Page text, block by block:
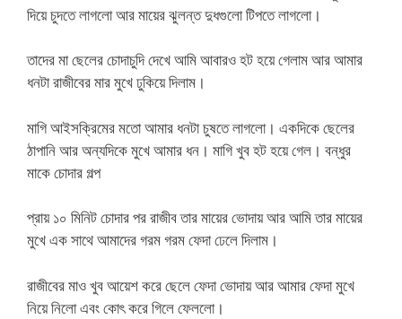
দিয়ে চুদতে লাগলো আর মায়ের ঝুলন্ত দুধগুলো টিপতে লাগলো।
তাদের মা ছেলের চোদাচুদি দেখে আমি আবারও হট হয়ে গেলাম আর আমার
ধনটা রাজীবের মার মুখে ঢুকিয়ে দিলাম।
মাগি আইসক্রিমের মতো আমার ধনটা চুষতে লাগলো। একদিকে ছেলের
ঠাপানি আর অন্যদিকে মুখে আমার ধন। মাগি খুব হট হয়ে গেল। বন্ধুর
মাকে চোদার গল্প
প্রায় ১০ মিনিট চোদার পর রাজীব তার মায়ের ভোদায় আর আমি তার মায়ের
মুখে এক সাথে আমাদের গরম গরম ফেদা ঢেলে দিলাম।
রাজীবের মাও খুব আয়েশ করে ছেলে ফেদা ভোদায় আর আমার ফেদা মুখে
নিয়ে নিলো এবং কোৎ করে গিলে ফেললো।